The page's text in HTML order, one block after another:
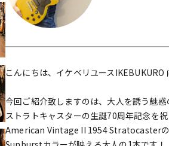
オンラ
品 グ機器
こんにちは、イケベリユースIKEBUKURO
今回ご紹介致しますのは、大人を誘う魅惑
ストラトキャスターの生誕70周年記念を
American Vintage II 1954 Stratocaster